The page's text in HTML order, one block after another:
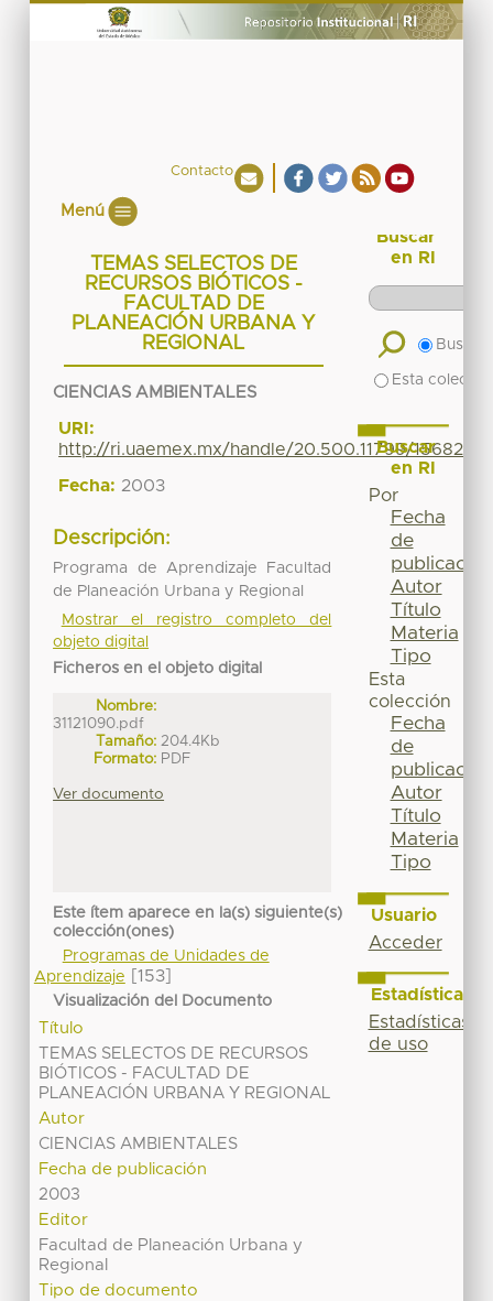
Contacto
Menú
TEMAS SELECTOS DE
RECURSOS BIÓTICOS -
FACULTAD DE
PLANEACIÓN URBANA Y
REGIONAL
CIENCIAS AMBIENTALES
URI:
http://ri.uaemex.mx/handle/20.500.11799/15682
Fecha: 2003
Descripción:
Programa de Aprendizaje Facultad
de Planeación Urbana y Regional
Mostrar el registro completo del
objeto digital
Ficheros en el objeto digital
Nombre:
31121090.pdf
Tamaño: 204.4Kb
Formato: PDF
Ver documento
Este ítem aparece en la(s) siguiente(s)
colección(ones)
Programas de Unidades de
Aprendizaje
[153]
Visualización del Documento
Título
TEMAS SELECTOS DE RECURSOS
BIÓTICOS - FACULTAD DE
PLANEACIÓN URBANA Y REGIONAL
Autor
CIENCIAS AMBIENTALES
Fecha de publicación
2003
Editor
Facultad de Planeación Urbana y
Regional
Tipo de documento
Buscar
en RI
Buscar
Esta
Buscar
en RI
Por
Fecha
de
publicación
Autor
Título
Materia
Tipo
Esta
colección
Fecha
de
publicación
Autor
Título
Materia
Tipo
Usuario
Acceder
Estadísticas
Estadísticas
de uso